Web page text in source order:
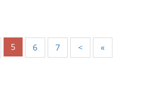
5 6 7 > »